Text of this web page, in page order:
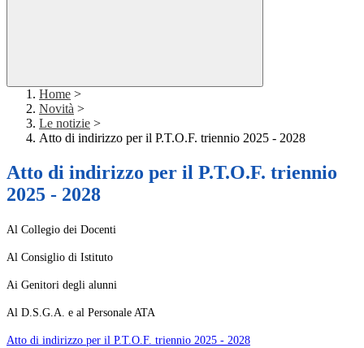
Home >
Novità >
Le notizie >
Atto di indirizzo per il P.T.O.F. triennio 2025 - 2028
Atto di indirizzo per il P.T.O.F. triennio
2025 - 2028
Al Collegio dei Docenti
Al Consiglio di Istituto
Ai Genitori degli alunni
Al D.S.G.A. e al Personale ATA
Atto di indirizzo per il P.T.O.F. triennio 2025 - 2028